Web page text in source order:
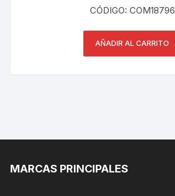
CÓDIGO: COM18796
AÑADIR AL CARRITO
MARCAS PRINCIPALES